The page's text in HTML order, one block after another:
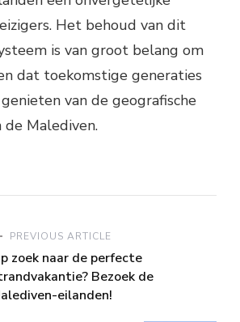
Het behoud van dit
is van groot belang om
dat toekomstige generaties
van de geografische
de Malediven.
PREVIOUS ARTICLE
zoek naar de perfecte
Bezoek de
eilanden!